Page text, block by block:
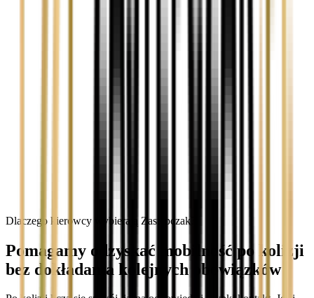
Dlaczego kierowcy wybierają Zastępczak?
Pomagamy odzyskać mobilność po kolizji
bez dokładania kolejnych obowiązków